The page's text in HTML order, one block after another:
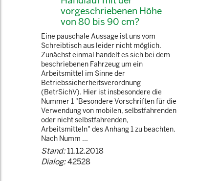
vorgeschriebenen Höhe
von 80 bis 90 cm?
Eine pauschale Aussage ist uns vom
Schreibtisch aus leider nicht möglich.
Zunächst einmal handelt es sich bei dem
beschriebenen Fahrzeug um ein
Arbeitsmittel im Sinne der
Betriebssicherheitsverordnung
(BetrSichV). Hier ist insbesondere die
Nummer 1 "Besondere Vorschriften für die
Verwendung von mobilen, selbstfahrenden
oder nicht selbstfahrenden,
Arbeitsmitteln" des Anhang 1 zu beachten.
Nach Numm ...
Stand:11.12.2018
Dialog:42528